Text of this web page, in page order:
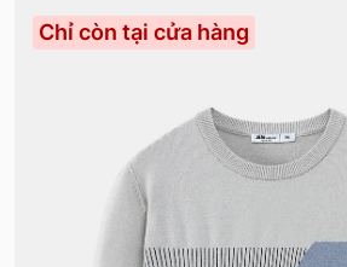
Chỉ còn tại cửa hàng